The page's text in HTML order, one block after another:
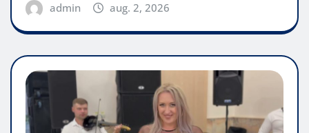
admin aug. 2, 2026